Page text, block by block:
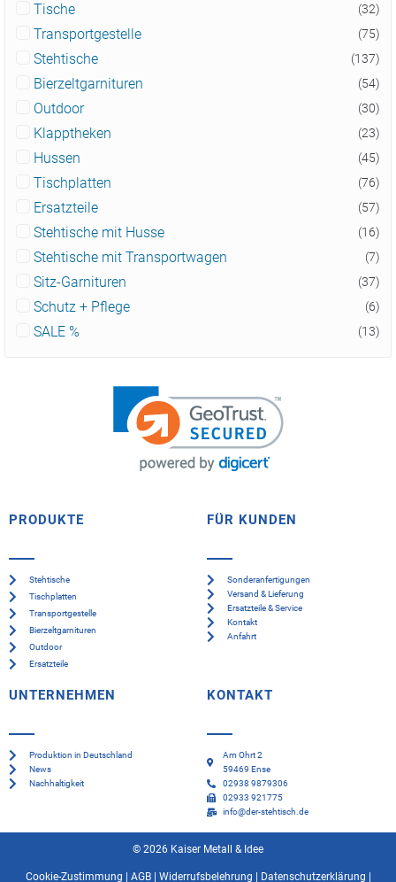
Tische (32)
Transportgestelle (75)
Stehtische (137)
Bierzeltgarnituren (54)
Outdoor (30)
Klapptheken (23)
Hussen (45)
Tischplatten (76)
Ersatzteile (57)
Stehtische mit Husse (16)
Stehtische mit Transportwagen (7)
Sitz-Garnituren (37)
Schutz + Pflege (6)
SALE % (13)
PRODUKTE
Stehtische
Tischplatten
Transportgestelle
Bierzeltgarnituren
Outdoor
Ersatzteile
FÜR KUNDEN
Sonderanfertigungen
Versand & Lieferung
Ersatzteile & Service
Kontakt
Anfahrt
UNTERNEHMEN
Produktion in Deutschland
News
Nachhaltigkeit
KONTAKT
Am Ohrt 2
59469 Ense
02938 9879306
02933 921775
info@der-stehtisch.de
© 2026 Kaiser Metall & Idee
Cookie-Zustimmung AGB| Widerrufsbelehrung Datenschutzerklärung